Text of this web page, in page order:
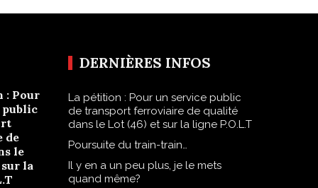
: Pour
de
le
la
DERNIÈRES INFOS
La pétition : Pour un service public
de transport ferroviaire de qualité
dans le Lot (46) et sur la ligne P.O.L.T
Poursuite du train-train…
Il y en a un peu plus, je le mets
quand même?